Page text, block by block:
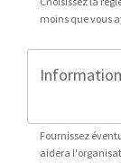
moins que vous
Fournissez
aidera